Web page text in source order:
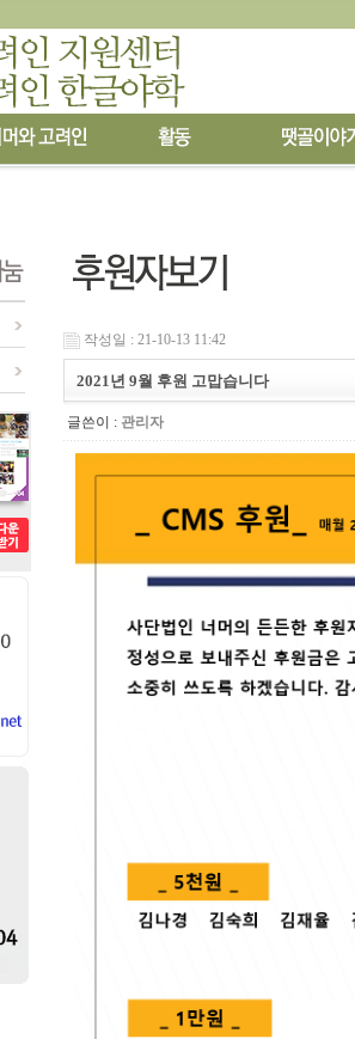
작성일 : 21-10-13 11:42
2021년 9월 후원 고맙습니다
글쓴이 : 관리자